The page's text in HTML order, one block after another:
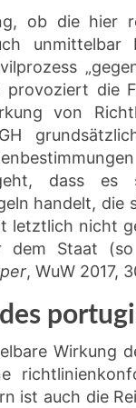
ob die hier
unmittelbar
die
von
dass es
handelt,
nicht
dem Staat
, WuW 2017,
Wirkung
ist auch die